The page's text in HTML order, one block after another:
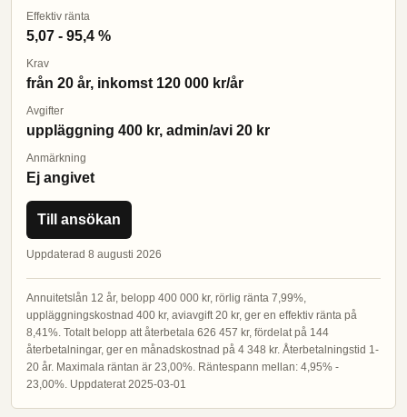
Effektiv ränta
5,07 - 95,4 %
Krav
från 20 år, inkomst 120 000 kr/år
Avgifter
uppläggning 400 kr, admin/avi 20 kr
Anmärkning
Ej angivet
Till ansökan
Uppdaterad 8 augusti 2026
Annuitetslån 12 år, belopp 400 000 kr, rörlig ränta 7,99%,
uppläggningskostnad 400 kr, aviavgift 20 kr, ger en effektiv ränta på
8,41%. Totalt belopp att återbetala 626 457 kr, fördelat på 144
återbetalningar, ger en månadskostnad på 4 348 kr. Återbetalningstid 1-
20 år. Maximala räntan är 23,00%. Räntespann mellan: 4,95% -
23,00%. Uppdaterat 2025-03-01